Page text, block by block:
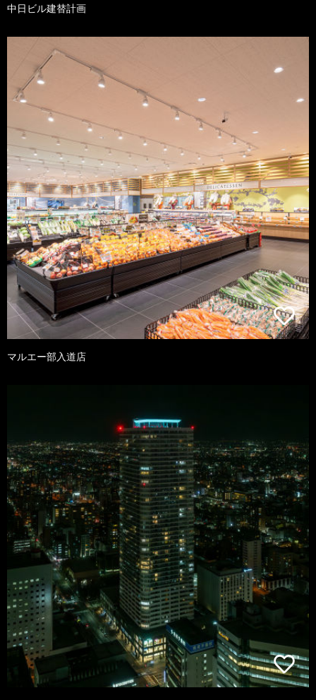
中日ビル建替計画
マルエー部入道店